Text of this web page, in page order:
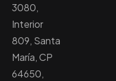
3080,
Interior
809, Santa
María, CP
64650,